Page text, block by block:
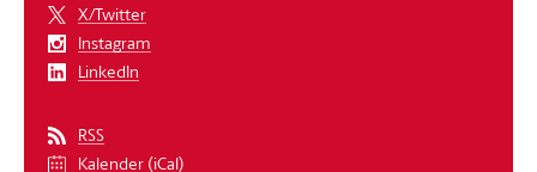
X/Twitter
Instagram
LinkedIn
RSS
Kalender (iCal)